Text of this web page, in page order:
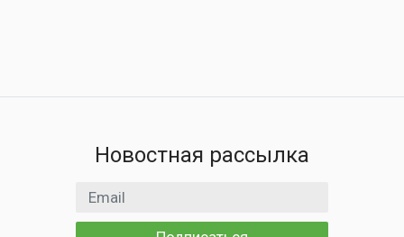
Новостная рассылка
Email адрес